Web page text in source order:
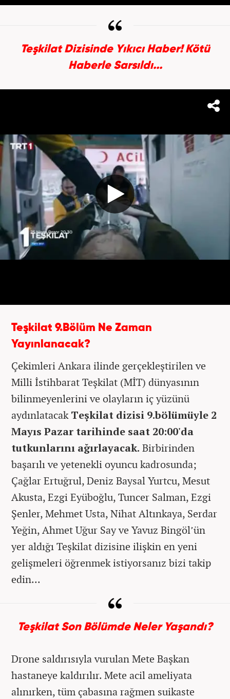
Teşkilat Dizisinde Yıkıcı Haber! Kötü
Haberle Sarsıldı...
Teşkilat 9.Bölüm Ne Zaman
Yayınlanacak?
Çekimleri Ankara ilinde gerçekleştirilen ve
Milli İstihbarat Teşkilat (MİT) dünyasının
bilinmeyenlerini ve olayların iç yüzünü
aydınlatacakTeşkilat dizisi 9.bölümüyle 2
Mayıs Pazar tarihinde saat 20:00'da
tutkunlarını ağırlayacak. Birbirinden
başarılı ve yetenekli oyuncu kadrosunda;
Çağlar Ertuğrul, Deniz Baysal Yurtcu, Mesut
Akusta, Ezgi Eyüboğlu, Tuncer Salman, Ezgi
Şenler, Mehmet Usta, Nihat Altınkaya, Serdar
Yeğin, Ahmet Uğur Say ve Yavuz Bingöl’ün
yer aldığı Teşkilat dizisine ilişkin en yeni
gelişmeleri öğrenmek istiyorsanız bizi takip
edin...
Teşkilat Son Bölümde Neler Yaşandı?
Drone saldırısıyla vurulan Mete Başkan
hastaneye kaldırılır. Mete acil ameliyata
alınırken, tüm çabasına rağmen suikaste